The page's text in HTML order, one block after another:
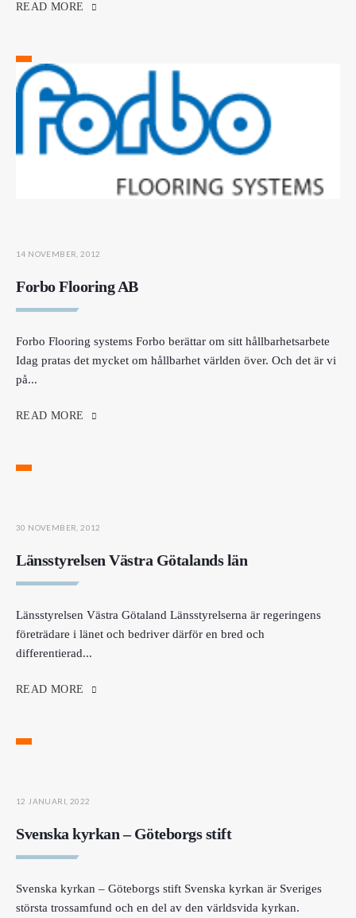
READ MORE
14 NOVEMBER, 2012
Forbo Flooring AB
Forbo Flooring systems Forbo berättar om sitt hållbarhetsarbete
Idag pratas det mycket om hållbarhet världen över. Och det är vi
på...
READ MORE
30 NOVEMBER, 2012
Länsstyrelsen Västra Götalands län
Länsstyrelsen Västra Götaland Länsstyrelserna är regeringens
företrädare i länet och bedriver därför en bred och
differentierad...
READ MORE
12 JANUARI, 2022
Svenska kyrkan – Göteborgs stift
Svenska kyrkan – Göteborgs stift Svenska kyrkan är Sveriges
största trossamfund och en del av den världsvida kyrkan.